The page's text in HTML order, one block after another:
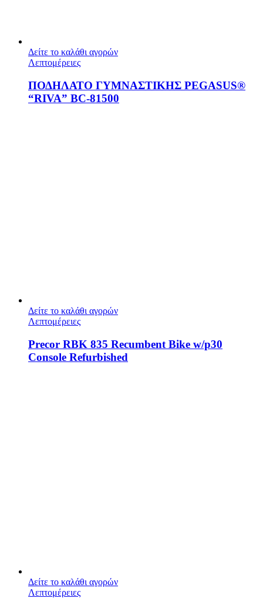
Δείτε το καλάθι αγορών
Λεπτομέρειες
ΠΟΔΗΛΑΤΟ ΓΥΜΝΑΣΤΙΚΗΣ PEGASUS®
“RIVA” BC‑81500
Δείτε το καλάθι αγορών
Λεπτομέρειες
Precor RBK 835 Recumbent Bike w/p30
Console Refurbished
Δείτε το καλάθι αγορών
Λεπτομέρειες